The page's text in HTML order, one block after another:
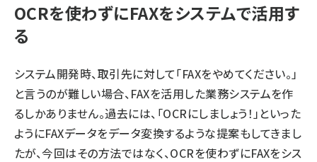
OCRを使わずにFAXをシステムで活用す
る
システム開発時、取引先に対して「FAXをやめてください。」
と言うのが難しい場合、FAXを活用した業務システムを作
るしかありません。過去には、「OCRにしましょう！」といった
ようにFAXデータをデータ変換するような提案もしてきまし
たが、今回はその方法ではなく、OCRを使わずにFAXをシス